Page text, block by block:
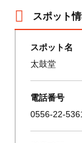
スポット
スポット名
太鼓堂
電話番号
0556-22-